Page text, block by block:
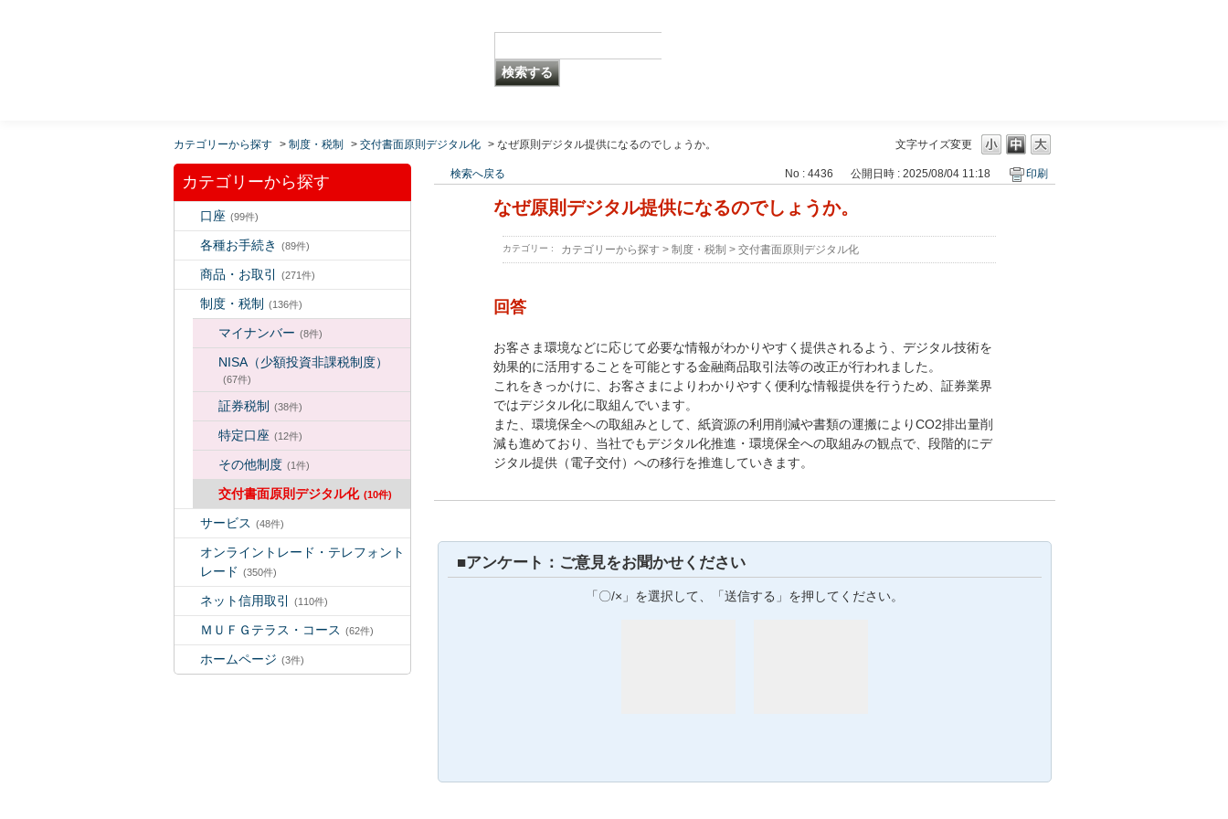
文字サイズ変更
カテゴリーから探す > 制度・税制 > 交付書面原則デジタル化 > なぜ原則デジタル提供になるのでしょうか。
カテゴリーから探す
口座 (99件)
各種お手続き (89件)
商品・お取引 (271件)
制度・税制 (136件)
マイナンバー (8件)
NISA（少額投資非課税制度）
(67件)
証券税制 (38件)
特定口座 (12件)
その他制度 (1件)
交付書面原則デジタル化 (10件)
サービス (48件)
オンライントレード・テレフォント
レード (350件)
ネット信用取引 (110件)
ＭＵＦＧテラス・コース (62件)
ホームページ (3件)
検索へ戻る No : 4436 公開日時 : 2025/08/04 11:18 印刷
なぜ原則デジタル提供になるのでしょうか。
カテゴリー : カテゴリーから探す > 制度・税制 > 交付書面原則デジタル化
回答
お客さま環境などに応じて必要な情報がわかりやすく提供されるよう、デジタル技術を
効果的に活用することを可能とする金融商品取引法等の改正が行われました。
これをきっかけに、お客さまによりわかりやすく便利な情報提供を行うため、証券業界
ではデジタル化に取組んでいます。
また、環境保全への取組みとして、紙資源の利用削減や書類の運搬によりCO2排出量削
減も進めており、当社でもデジタル化推進・環境保全への取組みの観点で、段階的にデ
ジタル提供（電子交付）への移行を推進していきます。
■アンケート：ご意見をお聞かせください
「〇/×」を選択して、「送信する」を押してください。